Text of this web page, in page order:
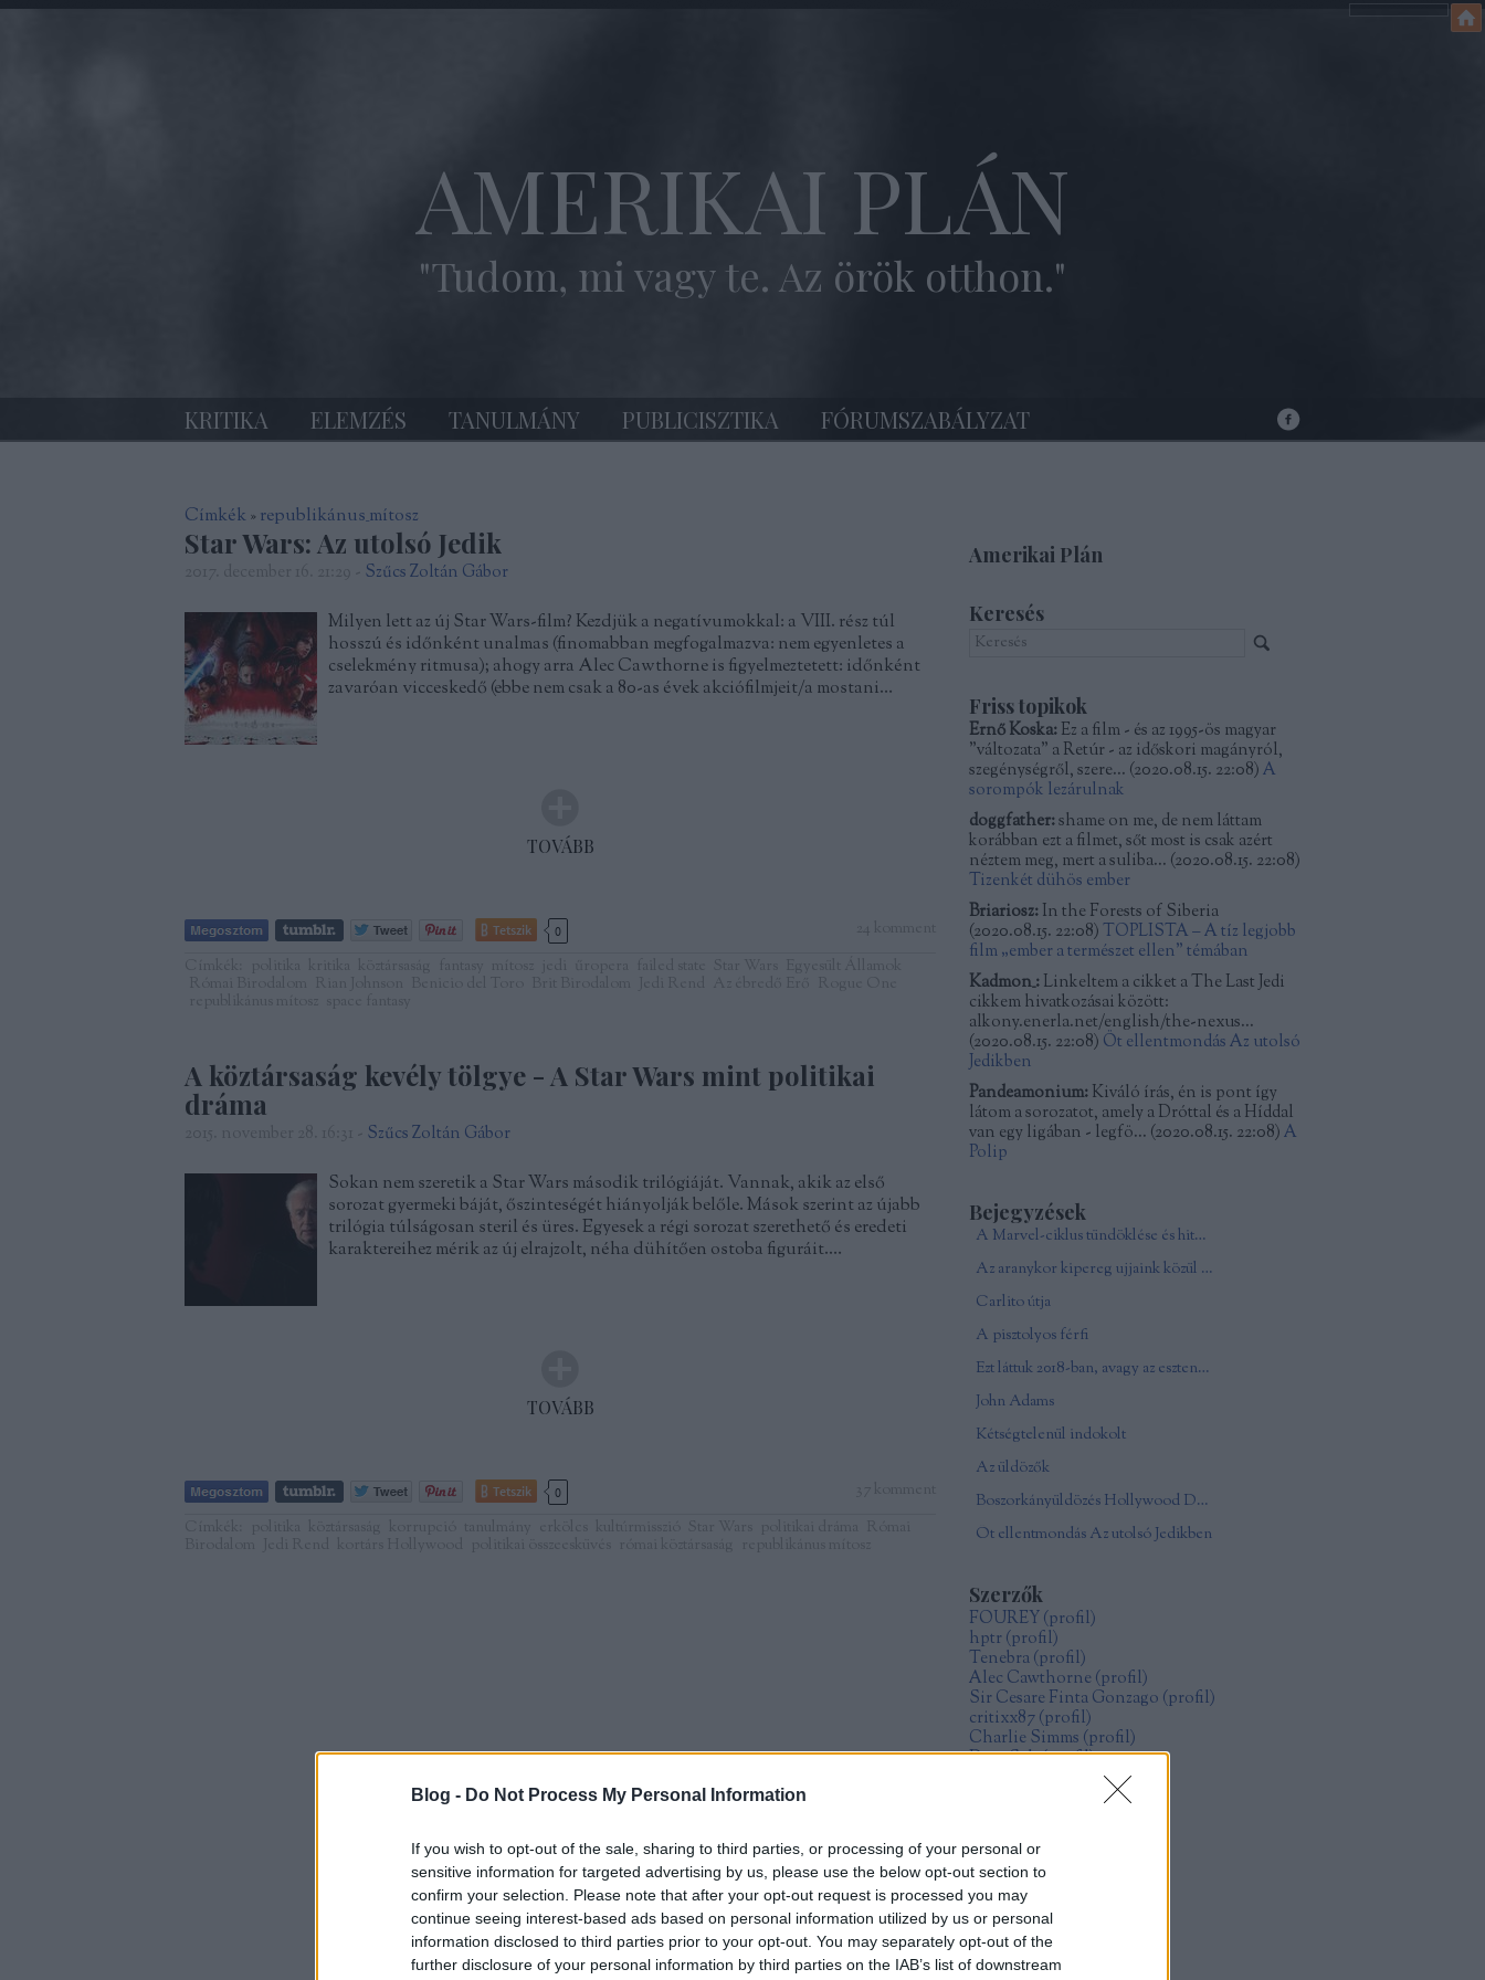
Blog - Do Not Process My Personal Information
If you wish to opt-out of the sale, sharing to third parties, or processing of your personal or
sensitive information for targeted advertising by us, please use the below opt-out section to
confirm your selection. Please note that after your opt-out request is processed you may
continue seeing interest-based ads based on personal information utilized by us or personal
information disclosed to third parties prior to your opt-out. You may separately opt-out of the
further disclosure of your personal information by third parties on the IAB’s list of downstream
AMERIKAI PLÁN
"Tudom, mi vagy te. Az örök otthon."
KRITIKA ELEMZÉS TANULMÁNY PUBLICISZTIKA FÓRUMSZABÁLYZAT
Címkék » republikánus_mítosz
Star Wars: Az utolsó Jedik
Szűcs Zoltán Gábor
Milyen lett az új Star Wars-film? Kezdjük a negatívumokkal: a VIII. rész túl
hosszú és időnként unalmas (finomabban megfogalmazva: nem egyenletes a
cselekmény ritmusa); ahogy arra Alec Cawthorne is figyelmeztetett: időnként
zavaróan vicceskedő (ebbe nem csak a 80-as évek akciófilmjeit/a mostani…
TOVÁBB
Tetszik 0
A köztársaság kevély tölgye - A Star Wars mint politikai
dráma
Szűcs Zoltán Gábor
Sokan nem szeretik a Star Wars második trilógiáját. Vannak, akik az első
sorozat gyermeki báját, őszinteségét hiányolják belőle. Mások szerint az újabb
trilógia túlságosan steril és üres. Egyesek a régi sorozat szerethető és eredeti
karaktereihez mérik az új elrajzolt, néha dühítően ostoba figuráit.…
TOVÁBB
Tetszik 0
Amerikai Plán
Keresés
Friss topikok
Ernő Koska:Ez a film - és az 1995-ös magyar
"változata" a Retúr - az időskori magányról,
szegénységről, szere... (2020.08.15. 22:08)A
sorompók lezárulnak
doggfather:shame on me, de nem láttam
korábban ezt a filmet, sőt most is csak azért
néztem meg, mert a suliba... (2020.08.15. 22:08)
Tizenkét dühös ember
Briariosz:In the Forests of Siberia
(2020.08.15. 22:08)TOPLISTA – A tíz legjobb
film „ember a természet ellen” témában
Kadmon_:Linkeltem a cikket a The Last Jedi
cikkem hivatkozásai között:
alkony.enerla.net/english/the-nexus...
(2020.08.15. 22:08) Öt ellentmondás Az utolsó
Jedikben
Pandeamonium:Kiváló írás, én is pont így
látom a sorozatot, amely a Dróttal és a Híddal
van egy ligában - legfö... (2020.08.15. 22:08)A
Polip
Bejegyzések
A Marvel-ciklus tündöklése és hitványsága
Az aranykor kipereg ujjaink közül - In memoriam Andy Vajna
Carlito útja
A pisztolyos férfi
Ezt láttuk 2018-ban, avagy az esztendő csúcsfilmjei
John Adams
Kétségtelenül indokolt
Az üldözők
Boszorkányüldözés Hollywood Damonjai Allen
Öt ellentmondás Az utolsó Jedikben
Szerzők
FOUREY (profil)
hptr(profil)
Tenebra(profil)
Alec Cawthorne (profil)
Sir Cesare Finta Gonzago (profil)
critixx87(profil)
Charlie Simms (profil)
Dave Salt(profil)
Szűcs Zoltán Gábor(profil
Archívum
2019 május
2019 január
2018 december
2018 május(2